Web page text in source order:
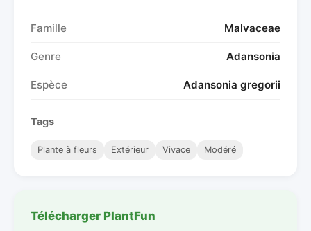
Famille Malvaceae
Genre Adansonia
Espèce Adansonia gregorii
Tags
Plante à fleurs Extérieur Vivace Modéré
Télécharger PlantFun